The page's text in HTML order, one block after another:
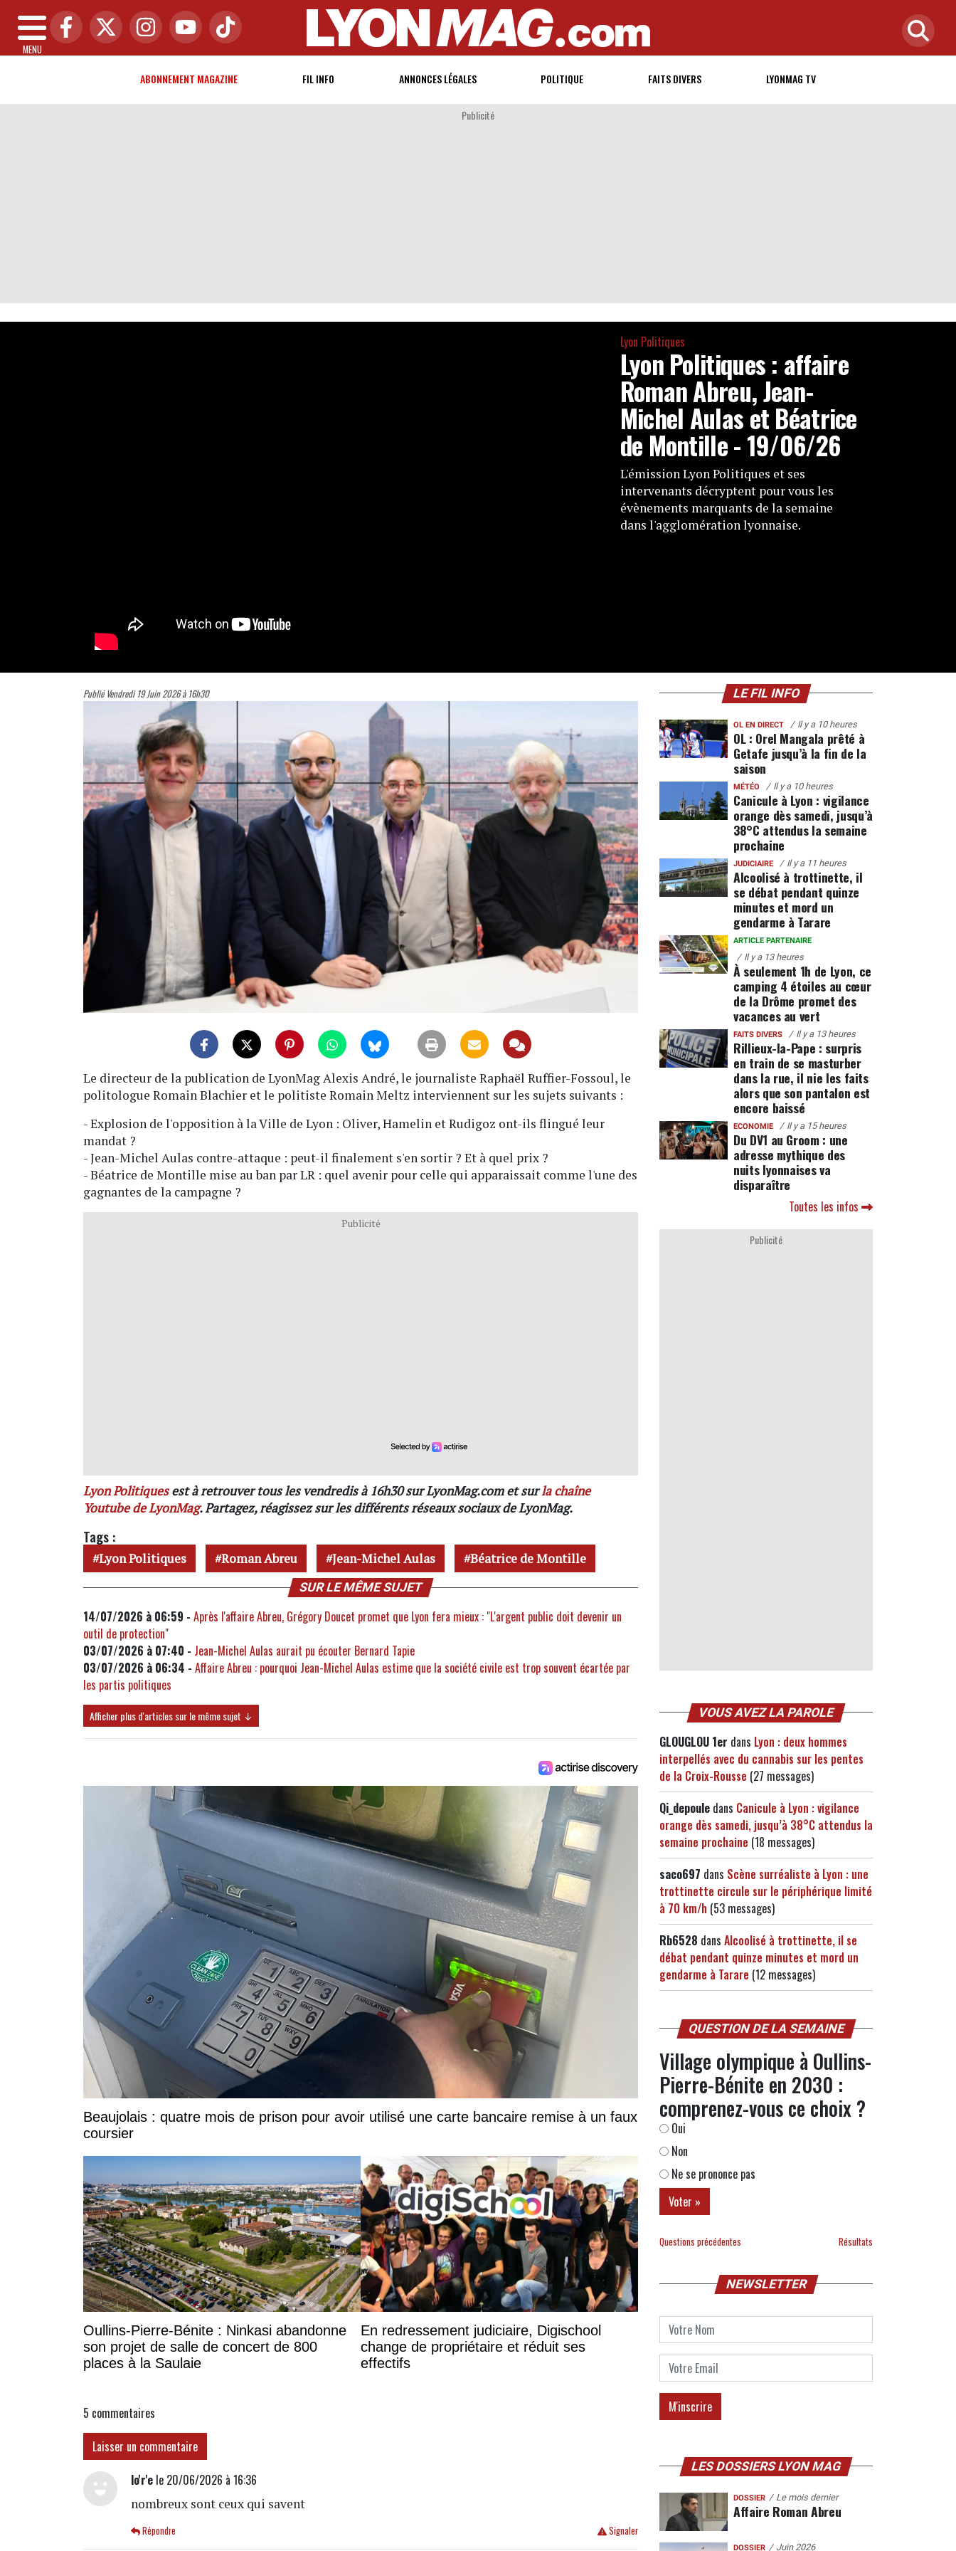
MENU
ABONNEMENT MAGAZINE FIL INFO ANNONCES LÉGALES POLITIQUE FAITS DIVERS LYONMAG TV
Publicité
Lyon Politiques
Lyon Politiques : affaire
Roman Abreu, Jean-
Michel Aulas et Béatrice
de Montille - 19/06/26
L'émission Lyon Politiques et ses
intervenants décryptent pour vous les
évènements marquants de la semaine
dans l'agglomération lyonnaise.
Publié Vendredi 19 Juin 2026 à 16h30
Le directeur de la publication de LyonMag Alexis André, le journaliste Raphaël Ruffier-Fossoul, le
politologue Romain Blachier et le politiste Romain Meltz interviennent sur les sujets suivants :
- Explosion de l'opposition à la Ville de Lyon : Oliver, Hamelin et Rudigoz ont-ils flingué leur
mandat ?
- Jean-Michel Aulas contre-attaque : peut-il finalement s'en sortir ? Et à quel prix ?
- Béatrice de Montille mise au ban par LR : quel avenir pour celle qui apparaissait comme l'une des
gagnantes de la campagne ?
Publicité
Lyon Politiquesest à retrouver tous les vendredis à 16h30 sur LyonMag.com et surla chaîne
Youtube de LyonMag. Partagez, réagissez sur les différents réseaux sociaux de LyonMag.
Tags :
Lyon Politiques Roman Abreu Jean-Michel Aulas Béatrice de Montille
SUR LE MÊME SUJET
14/07/2026 à 06:59 - Après l'affaire Abreu, Grégory Doucet promet que Lyon fera mieux : "L'argent public doit devenir un
outil de protection"
03/07/2026 à 07:40 - Jean-Michel Aulas aurait pu écouter Bernard Tapie
03/07/2026 à 06:34 - Affaire Abreu : pourquoi Jean-Michel Aulas estime que la société civile est trop souvent écartée par
les partis politiques
Afficher plus d'articles sur le même sujet ↓
Beaujolais : quatre mois de prison pour avoir utilisé une carte bancaire remise à un faux
coursier
Oullins-Pierre-Bénite : Ninkasi abandonne
son projet de salle de concert de 800
places à la Saulaie
En redressement judiciaire, Digischool
change de propriétaire et réduit ses
effectifs
5 commentaires
Laisser un commentaire
lo'r'e le 20/06/2026 à 16:36
nombreux sont ceux qui savent
Signaler
Répondre
LE FIL INFO
OL EN DIRECT Il y a 10 heures
OL : Orel Mangala prêté à
Getafe jusqu’à la fin de la
saison
MÉTÉO Il y a 10 heures
Canicule à Lyon : vigilance
orange dès samedi, jusqu’à
38°C attendus la semaine
prochaine
JUDICIAIRE Il y a 11 heures
Alcoolisé à trottinette, il
se débat pendant quinze
minutes et mord un
gendarme à Tarare
ARTICLE PARTENAIRE
Il y a 13 heures
À seulement 1h de Lyon, ce
camping 4 étoiles au cœur
de la Drôme promet des
vacances au vert
FAITS DIVERS Il y a 13 heures
Rillieux-la-Pape : surpris
en train de se masturber
dans la rue, il nie les faits
alors que son pantalon est
encore baissé
ECONOMIE Il y a 15 heures
Du DV1 au Groom : une
adresse mythique des
nuits lyonnaises va
disparaître
Toutes les infos
Publicité
VOUS AVEZ LA PAROLE
GLOUGLOU 1er dans Lyon : deux hommes
interpellés avec du cannabis sur les pentes
de la Croix-Rousse (27 messages)
Qi_depoule dans Canicule à Lyon : vigilance
orange dès samedi, jusqu’à 38°C attendus la
semaine prochaine (18 messages)
saco697 dans Scène surréaliste à Lyon : une
trottinette circule sur le périphérique limité
à 70 km/h (53 messages)
Rb6528 dans Alcoolisé à trottinette, il se
débat pendant quinze minutes et mord un
gendarme à Tarare (12 messages)
QUESTION DE LA SEMAINE
Village olympique à Oullins-
Pierre-Bénite en 2030 :
comprenez-vous ce choix ?
Oui
Non
Ne se prononce pas
Questions précédentes Résultats
NEWSLETTER
LES DOSSIERS LYON MAG
DOSSIER Le mois dernier
Affaire Roman Abreu
DOSSIER Juin 2026